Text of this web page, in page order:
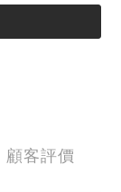
顧客評價